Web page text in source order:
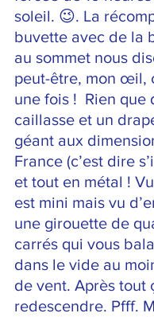
soleil. 😉. La
buvette avec de la
au sommet nous
peut-être, mon œil,
une fois !  Rien que
caillasse et un
géant aux
France (c’est dire
et tout en métal !
est mini mais vu
une girouette de
carrés qui vous
dans le vide au
de vent. Après tout
redescendre. Pfff.